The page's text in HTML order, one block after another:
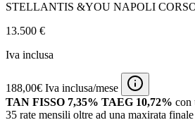
STELLANTIS &YOU NAPOLI
13.500 €
Iva inclusa
188,00€ Iva inclusa/mese
TAN FISSO 7,35% TAEG 10,72% con
35 rate mensili oltre ad una maxirata